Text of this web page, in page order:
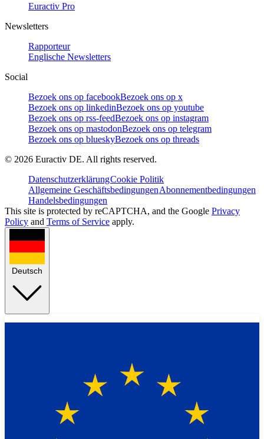
Euractiv Pro
Newsletters
Rapporteur
Englische Newsletters
Social
Bezoek ons op facebookBezoek ons op x
Bezoek ons op linkedinBezoek ons op youtube
Bezoek ons op rss-feedBezoek ons op instagram
Bezoek ons op mastodonBezoek ons op telegram
Bezoek ons op blueskyBezoek ons op threads
© 2026 Euractiv DE. All rights reserved.
DatenschutzerklärungCookie Politik
Allgemeine GeschäftsbedingungenAbonnementbedingungen
Handelsbedingungen
This site is protected by reCAPTCHA, and the Google Privacy
Policy and Terms of Service apply.
Deutsch